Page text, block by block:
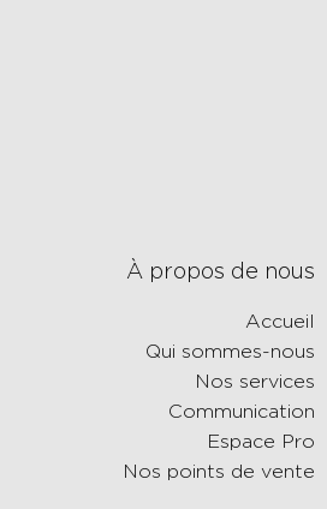
À propos de nous
Accueil
Qui sommes-nous
Nos services
Communication
Espace Pro
Nos points de vente